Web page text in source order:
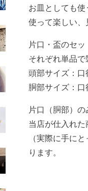
お皿としても使
使って楽しい、
片口・盃のセッ
それぞれ単品で
頭部サイズ：
胴部サイズ：
片口（胴部）の
当店が仕入れた
（実際に手に
ります。